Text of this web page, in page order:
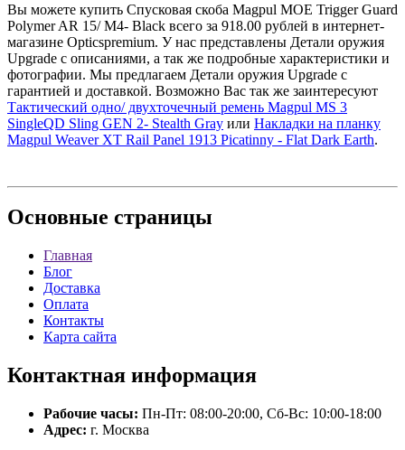
Вы можете купить Спусковая скоба Magpul MOE Trigger Guard
Polymer AR 15/ M4- Black всего за 918.00 рублей в интернет-
магазине Opticspremium. У нас представлены Детали оружия
Upgrade с описаниями, а так же подробные характеристики и
фотографии. Мы предлагаем Детали оружия Upgrade с
гарантией и доставкой. Возможно Вас так же заинтересуют
Тактический одно/ двухточечный ремень Magpul MS 3
SingleQD Sling GEN 2- Stealth Gray или Накладки на планку
Magpul Weaver XT Rail Panel 1913 Picatinny - Flat Dark Earth.
Основные страницы
Главная
Блог
Доставка
Оплата
Контакты
Карта сайта
Контактная информация
Рабочие часы: Пн-Пт: 08:00-20:00, Сб-Вс: 10:00-18:00
Адрес: г. Москва